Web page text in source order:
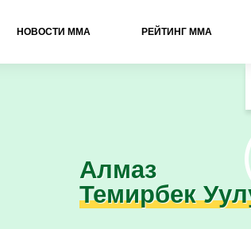
НОВОСТИ ММА РЕЙТИНГ ММА
Уулу - Аслан
Алмаз
Темирбек